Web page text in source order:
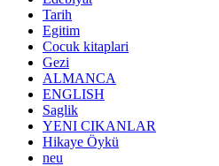
Tarih
Egitim
Cocuk kitaplari
Gezi
ALMANCA
ENGLISH
Saglik
YENI CIKANLAR
Hikaye Öykü
neu